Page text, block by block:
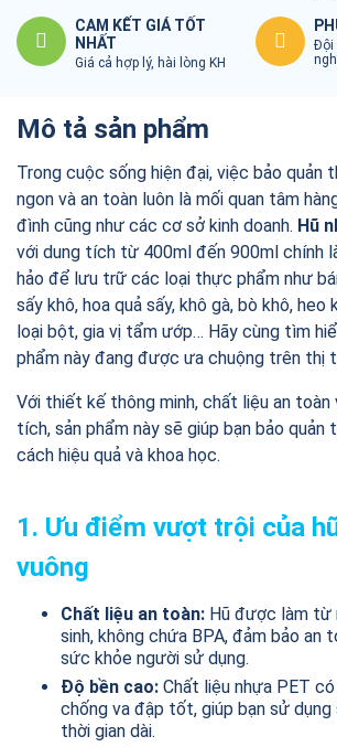
CAM KẾT GIÁ TỐT
NHẤT
Giá cả hợp lý, hài lòng KH
Đội
Mô tả sản phẩm
Trong cuộc sống hiện đại, việc bảo quản
ngon và an toàn luôn là mối quan tâm
đình cũng như các cơ sở kinh doanh. Hũ
với dung tích từ 400ml đến 900ml chính
hảo để lưu trữ các loại thực phẩm như
sấy khô, hoa quả sấy, khô gà, bò khô,
loại bột, gia vị tẩm ướp… Hãy cùng tìm
phẩm này đang được ưa chuộng trên thị
Với thiết kế thông minh, chất liệu an toàn
tích, sản phẩm này sẽ giúp bạn bảo
cách hiệu quả và khoa học.
1. Ưu điểm vượt trội của
vuông
Chất liệu an toàn: Hũ được làm từ
sinh, không chứa BPA, đảm bảo an
sức khỏe người sử dụng.
Độ bền cao: Chất liệu nhựa PET
chống va đập tốt, giúp bạn sử
thời gian dài.